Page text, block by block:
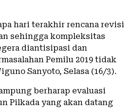
hari terakhir rencana revisi
sehingga kompleksitas
diantisipasi dan
Pemilu 2019 tidak
Sanyoto, Selasa (16/3).
berharap evaluasi
Pilkada yang akan datang